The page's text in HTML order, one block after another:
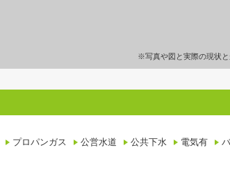
※写真や図と実際の現状
プロパンガス 公営水道 公共下水 電気有